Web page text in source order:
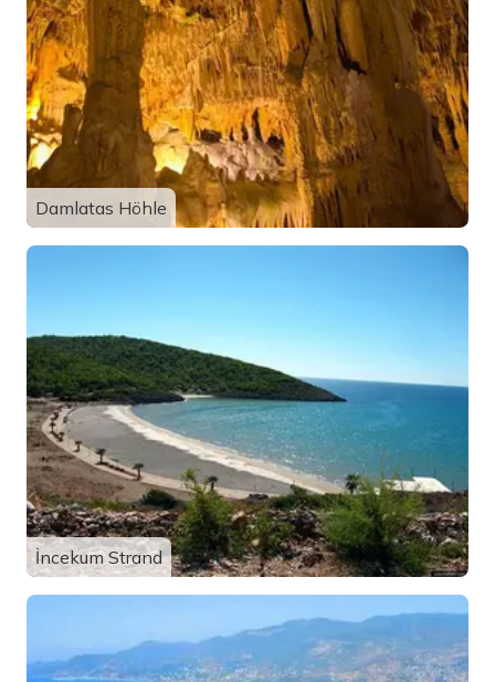
Damlatas Höhle
İncekum Strand